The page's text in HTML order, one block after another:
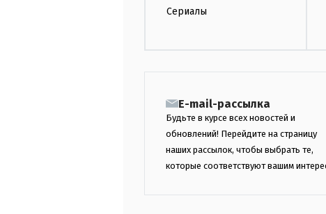
Сериалы
E-mail-рассылка
Будьте в курсе всех новостей и
обновлений! Перейдите на страницу
наших рассылок, чтобы выбрать те,
которые соответствуют вашим